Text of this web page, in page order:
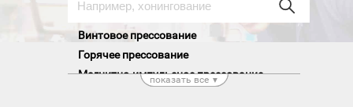
Винтовое прессование
Горячее прессование
Магнитно-импульсное прессование
показать все ▼